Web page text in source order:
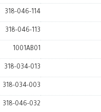
318-046-114
318-046-113
1001AB01
318-034-013
318-034-003
318-046-032